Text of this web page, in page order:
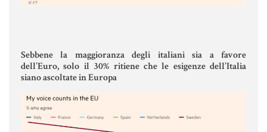
Informative Generali
ANTIRICICLAGGIO
AUTOCERTIFICAZIONE
STRANIERI IN ITALIA
VERIFICA FIRMA DIGITALE
Sebbene la maggioranza degli italiani sia a favore
dell’Euro, solo il 30% ritiene che le esigenze dell’Italia
siano ascoltate in Europa